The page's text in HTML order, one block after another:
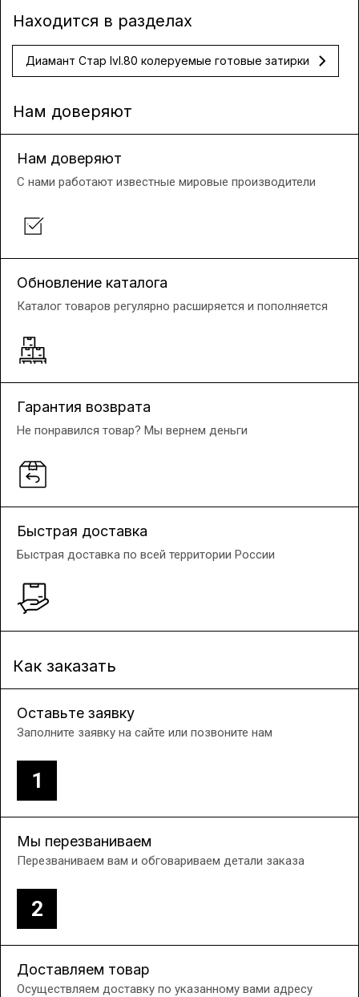
Находится в разделах
Диамант Стар lvl.80 колеруемые готовые затирки
Нам доверяют
Нам доверяют
С нами работают известные мировые производители
Обновление каталога
Каталог товаров регулярно расширяется и пополняется
Гарантия возврата
Не понравился товар? Мы вернем деньги
Быстрая доставка
Быстрая доставка по всей территории России
Как заказать
1
Оставьте заявку
Заполните заявку на сайте или позвоните нам
2
Мы перезваниваем
Перезваниваем вам и обговариваем детали заказа
Доставляем товар
Осуществляем доставку по указанному вами адресу